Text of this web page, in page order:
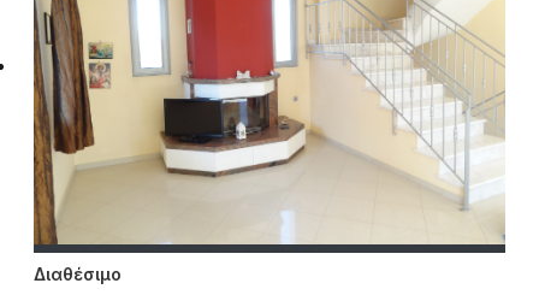
Διαθέσιμο